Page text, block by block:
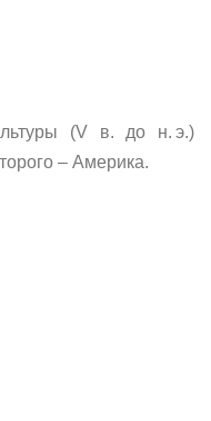
(V в. до н. э.)
– Америка.